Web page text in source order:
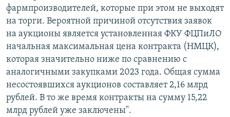
фармпроизводителей, которые при этом не выходят
на торги. Вероятной причиной отсутствия заявок
на аукционы является установленная ФКУ ФЦПиЛО
начальная максимальная цена контракта (НМЦК),
которая значительно ниже по сравнению с
аналогичными закупками 2023 года. Общая сумма
несостоявшихся аукционов составляет 2,16 млрд
рублей. В то же время контракты на сумму 15,22
млрд рублей уже заключены".